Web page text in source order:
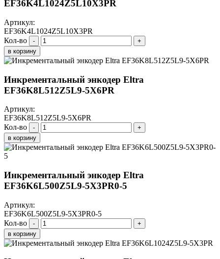
EF36K4L1024Z5L10X3PR
Артикул:
EF36K4L1024Z5L10X3PR
Кол-во
-
+
в корзину
Инкрементальный энкодер Eltra
EF36K8L512Z5L9-5X6PR
Артикул:
EF36K8L512Z5L9-5X6PR
Кол-во
-
+
в корзину
Инкрементальный энкодер Eltra
EF36K6L500Z5L9-5X3PR0-5
Артикул:
EF36K6L500Z5L9-5X3PR0-5
Кол-во
-
+
в корзину